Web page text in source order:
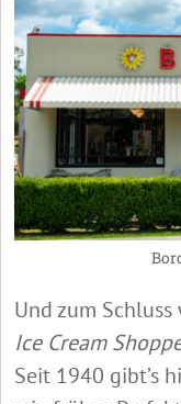
Und zum
Ice Cream
Seit 1940 gibt’s